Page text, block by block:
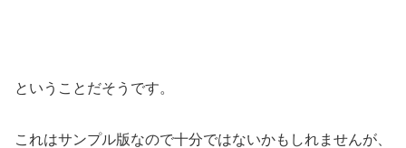
ということだそうです。
これはサンプル版なので十分ではないかもしれませんが、